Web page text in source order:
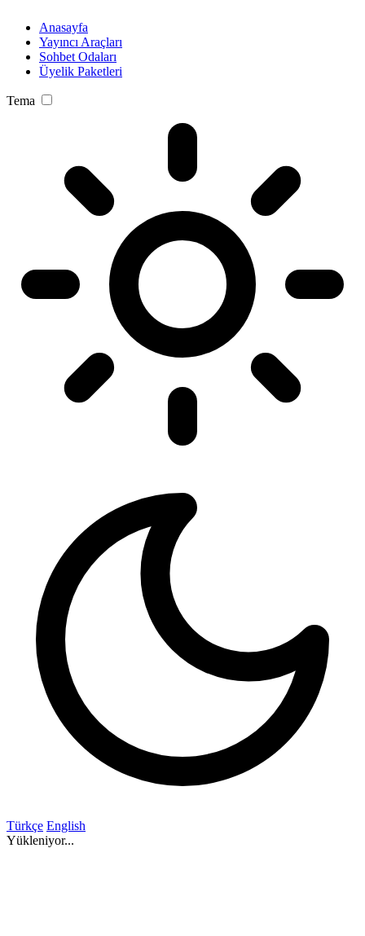
Anasayfa
Yayıncı Araçları
Sohbet Odaları
Üyelik Paketleri
Tema
Türkçe English
Yükleniyor...